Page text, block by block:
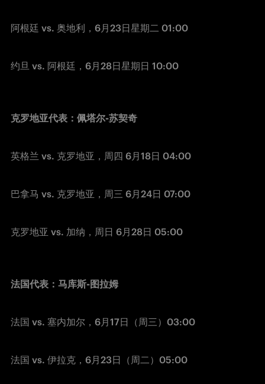
阿根廷 vs. 奥地利，6月23日星期二 01:00
约旦 vs. 阿根廷，6月28日星期日 10:00
克罗地亚代表：佩塔尔-苏契奇
英格兰 vs. 克罗地亚，周四 6月18日 04:00
巴拿马 vs. 克罗地亚，周三 6月24日 07:00
克罗地亚 vs. 加纳，周日 6月28日 05:00
法国代表：马库斯-图拉姆
法国 vs. 塞内加尔，6月17日（周三）03:00
法国 vs. 伊拉克，6月23日（周二）05:00